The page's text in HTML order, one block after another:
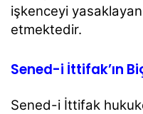
işkenceyi
etmektedir.
Sened-i İttifak’ın
Sened-i İttifak